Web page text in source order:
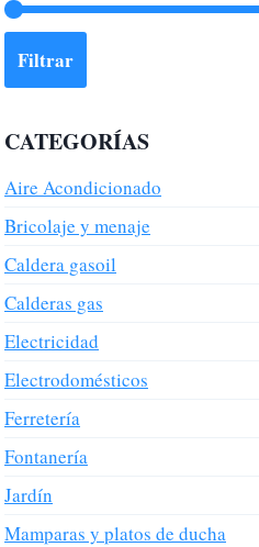
Filtrar
CATEGORÍAS
Aire Acondicionado
Bricolaje y menaje
Caldera gasoil
Calderas gas
Electricidad
Electrodomésticos
Ferretería
Fontanería
Jardín
Mamparas y platos de ducha